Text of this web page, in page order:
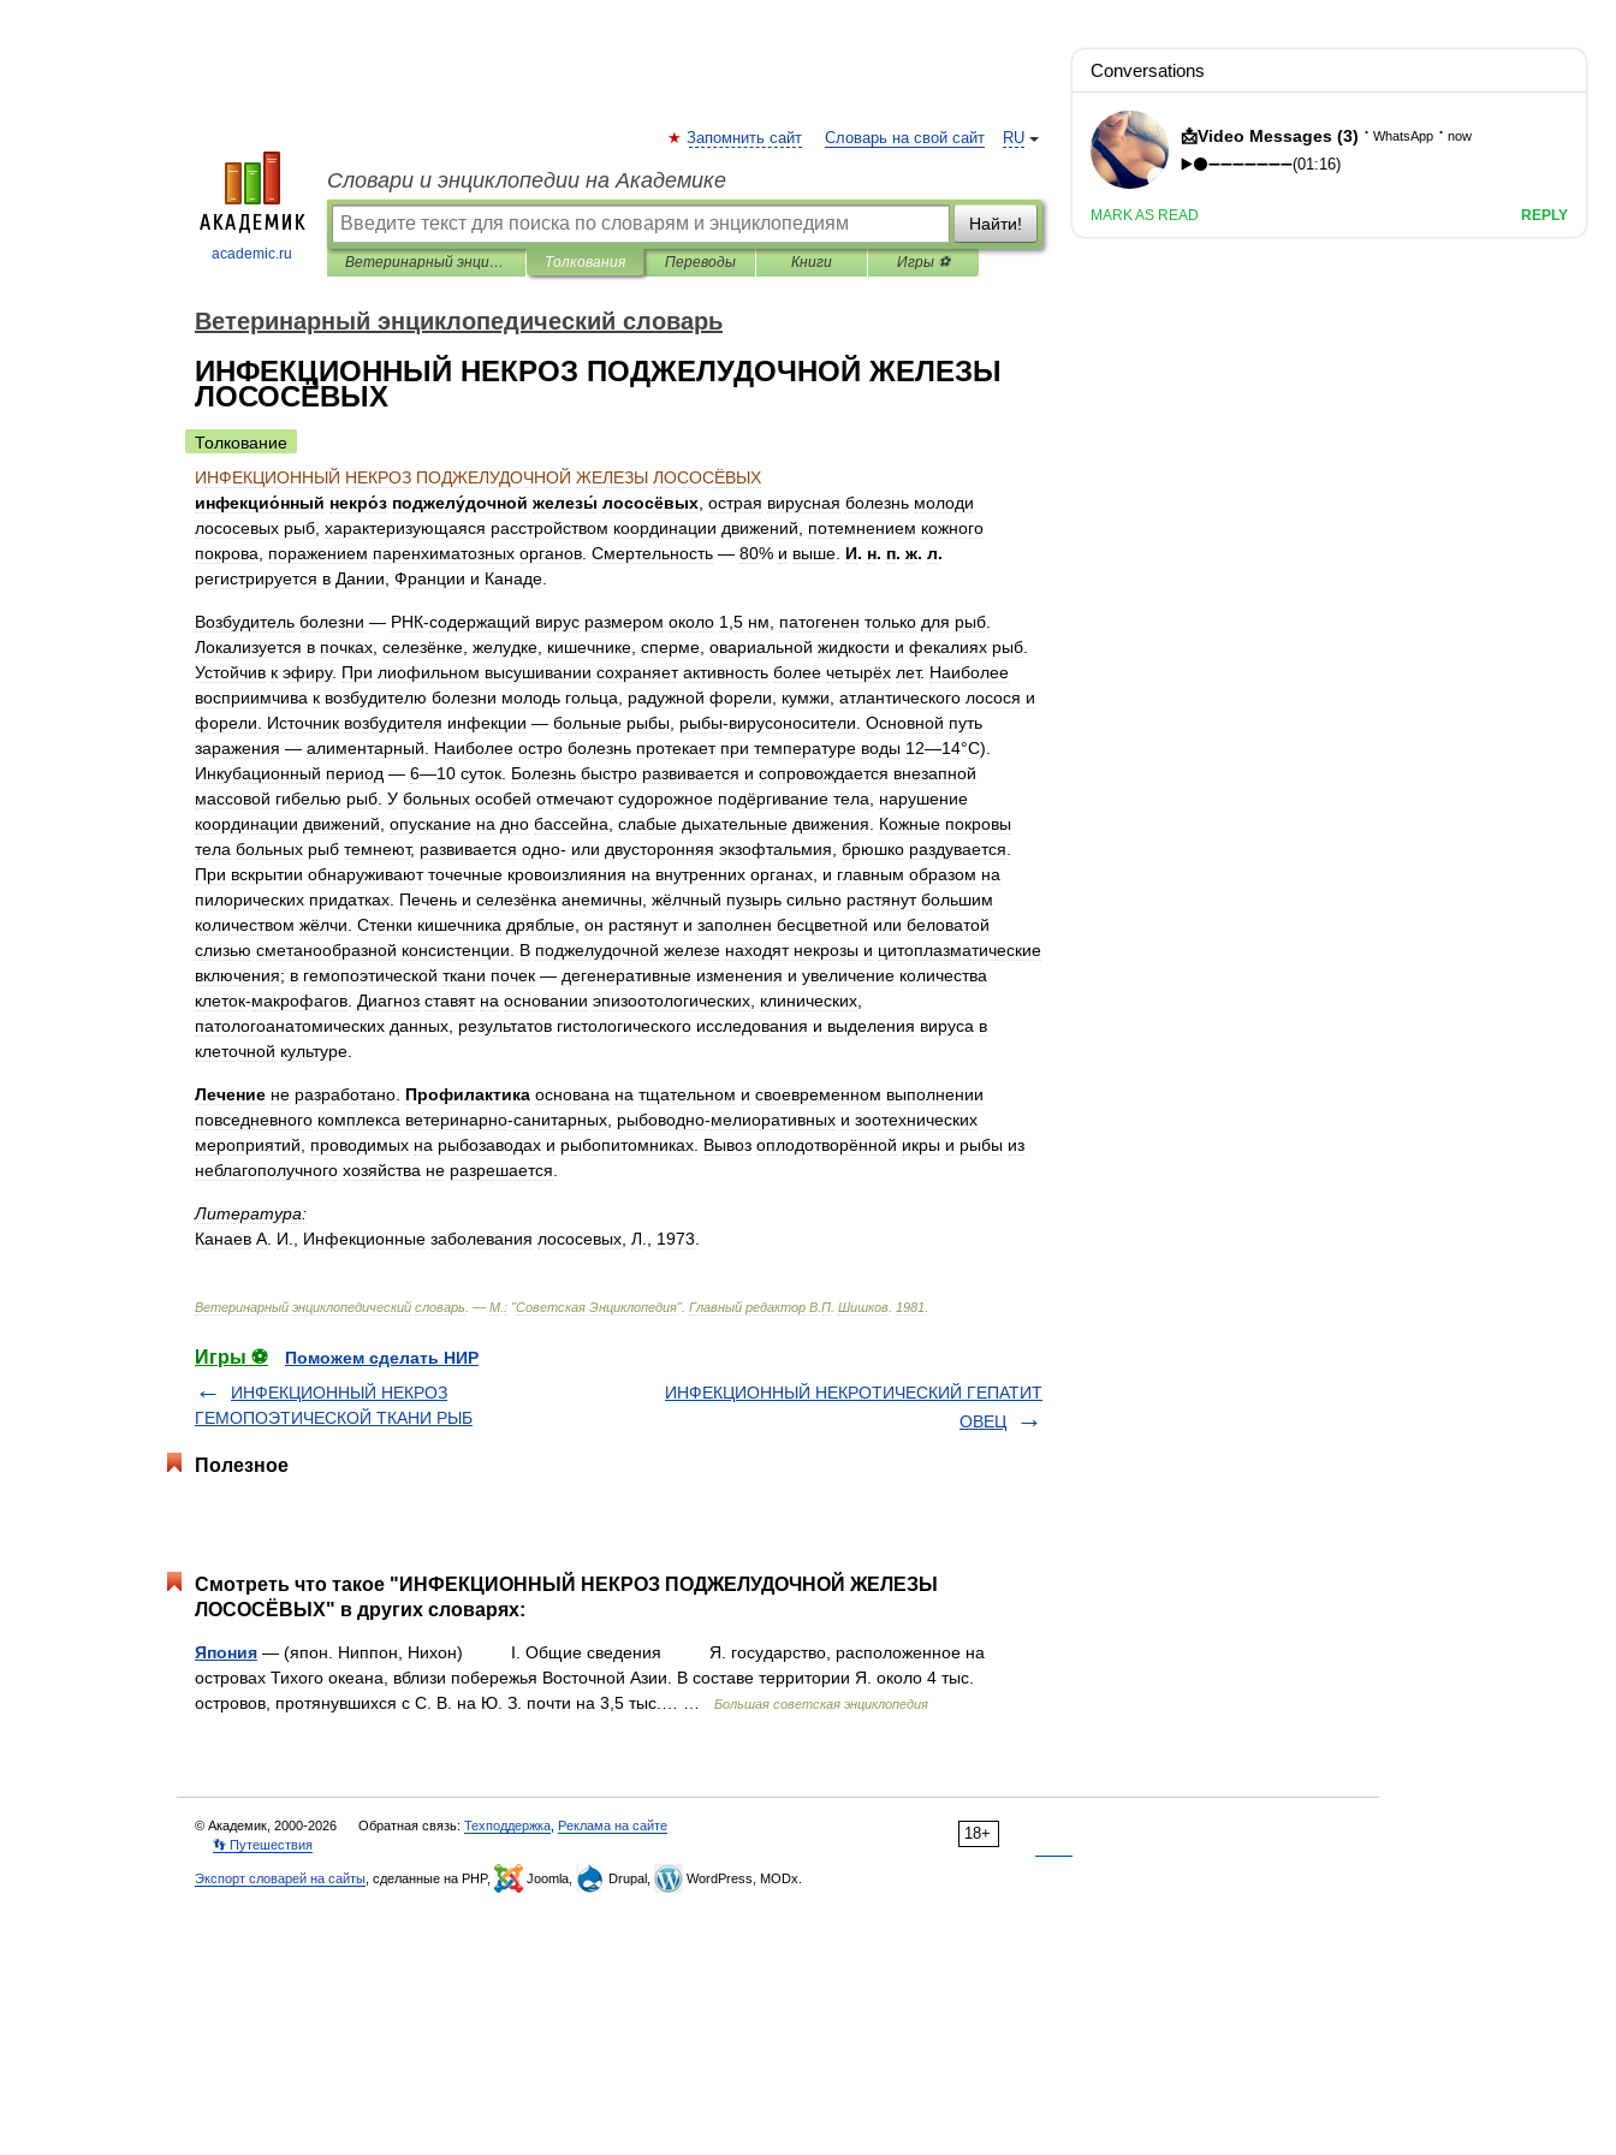
academic.ru
RU
Запомнить сайт Словарь на свой сайт
Словари и энциклопедии на Академике
Найти!
Ветеринарный энциклопедический словарь Толкования Переводы Книги Игры ⚽
Ветеринарный энциклопедический словарь
ИНФЕКЦИОННЫЙ НЕКРОЗ ПОДЖЕЛУДОЧНОЙ ЖЕЛЕЗЫ
ЛОСОСЁВЫХ
Толкование
ИНФЕКЦИОННЫЙ НЕКРОЗ ПОДЖЕЛУДОЧНОЙ ЖЕЛЕЗЫ ЛОСОСЁВЫХ
инфекцио́нный некро́з поджелу́дочной железы́ лососёвых острая вирусная болезнь молоди
лососевых рыб характеризующаяся расстройством координации движений потемнением кожного
покрова
поражением паренхиматозных органов Смертельность — 80% и выше И. н. п. ж. л.
регистрируется в Дании Франции и Канаде
Возбудитель болезни — РНК-содержащий вирус размером около 1 5 нм патогенен только для рыб
Локализуется в почках селезёнке желудке кишечнике сперме овариальной жидкости и фекалиях рыб
Устойчив к эфиру. При лиофильном высушивании сохраняет активность более четырёх лет. Наиболее
восприимчива к возбудителю болезни молодь гольца радужной форели кумжи атлантического лосося и
форели
Источник возбудителя инфекции — больные рыбы рыбы-вирусоносители Основной путь
заражения — алиментарный Наиболее остро болезнь протекает при температуре воды 12—14°C).
Инкубационный период — 6—10 суток Болезнь быстро развивается и сопровождается внезапной
массовой гибелью рыб У больных особей отмечают судорожное подёргивание тела
нарушение
координации движений опускание на дно бассейна слабые дыхательные движения Кожные покровы
тела больных рыб темнеют, развивается одно- или двусторонняя экзофтальмия брюшко раздувается
При вскрытии обнаруживают точечные кровоизлияния на внутренних органах и главным образом на
пилорических придатках Печень и селезёнка анемичны жёлчный пузырь сильно растянут большим
количеством жёлчи Стенки кишечника дряблые он растянут и заполнен бесцветной или беловатой
слизью сметанообразной консистенции В поджелудочной железе находят некрозы и цитоплазматические
включения; в гемопоэтической ткани почек — дегенеративные изменения и увеличение количества
клеток-макрофагов Диагноз ставят на основании эпизоотологических клинических
патологоанатомических данных результатов гистологического исследования и выделения вируса в
клеточной культуре
Лечение не разработано Профилактика основана на тщательном и своевременном выполнении
повседневного комплекса ветеринарно-санитарных рыбоводно-мелиоративных и зоотехнических
мероприятий
проводимых на рыбозаводах и рыбопитомниках Вывоз оплодотворённой икры и рыбы из
неблагополучного хозяйства не разрешается
Литература:
Канаев А И Инфекционные заболевания лососевых Л 1973
Ветеринарный энциклопедический словарь . — М : "Советская Энциклопедия". Главный редактор В П Шишков 1981
Игры ⚽
Поможем сделать НИР
ИНФЕКЦИОННЫЙ НЕКРОЗ
ГЕМОПОЭТИЧЕСКОЙ ТКАНИ РЫБ
ИНФЕКЦИОННЫЙ НЕКРОТИЧЕСКИЙ ГЕПАТИТ
ОВЕЦ
Полезное
Смотреть что такое "ИНФЕКЦИОННЫЙ НЕКРОЗ ПОДЖЕЛУДОЧНОЙ ЖЕЛЕЗЫ
ЛОСОСЁВЫХ" в других словарях:
Япония — (япон. Ниппон, Нихон) I. Общие сведения Я. государство, расположенное на
островах Тихого океана, вблизи побережья Восточной Азии. В составе территории Я. около 4 тыс.
островов, протянувшихся с С. В. на Ю. З. почти на 3,5 тыс.… …
Большая советская энциклопедия
18+
© Академик, 2000-2026 Обратная связь: Техподдержка Реклама на сайте
👣 Путешествия
Экспорт словарей на сайты , сделанные на PHP, Joomla, Drupal, WordPress, MODx.